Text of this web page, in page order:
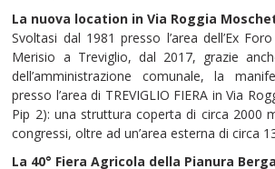
La nuova location in Via Roggia
Svoltasi dal 1981 presso l’area dell’Ex
Merisio a Treviglio, dal 2017, grazie
dell’amministrazione comunale, la
presso l’area di TREVIGLIO FIERA in Via
Pip 2): una struttura coperta di circa 2000
congressi, oltre ad un’area esterna di circa
La 40° Fiera Agricola della Pianura